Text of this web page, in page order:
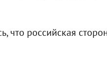
российская